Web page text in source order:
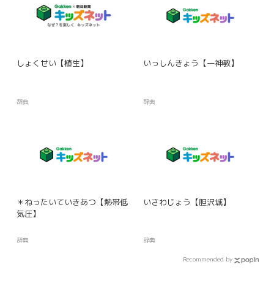
しょくせい【植生】
辞典
いっしんきょう【一神教】
辞典
＊ねったいていきあつ【熱帯低
気圧】
辞典
いさわじょう【胆沢城】
辞典
Recommended by